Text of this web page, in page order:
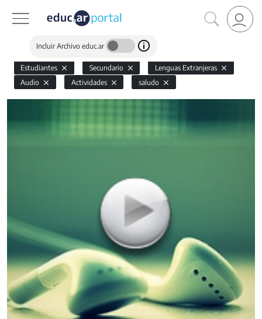
Incluir Archivo educ.ar
Estudiantes Secundario
Lenguas Extranjeras
Audio
Actividades saludo